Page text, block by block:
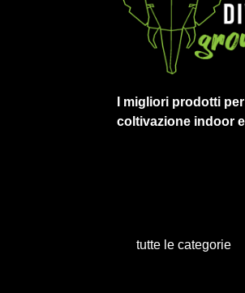
I migliori prodotti
coltivazione indoor
tutte le categorie